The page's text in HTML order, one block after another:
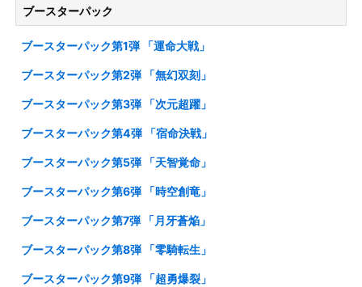
ブースターパック
ブースターパック第1弾 「運命大戦」
ブースターパック第2弾 「無幻双刻」
ブースターパック第3弾 「次元超躍」
ブースターパック第4弾 「宿命決戦」
ブースターパック第5弾 「天智覚命」
ブースターパック第6弾 「時空創竜」
ブースターパック第7弾 「月牙蒼焔」
ブースターパック第8弾 「零騎転生」
ブースターパック第9弾 「超勇爆裂」